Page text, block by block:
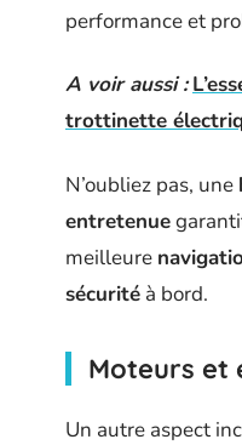
performance et
A voir aussi :
trottinette
N’oubliez pas, une
entretenue
meilleure
sécurité à bord.
Moteurs et
Un autre aspect